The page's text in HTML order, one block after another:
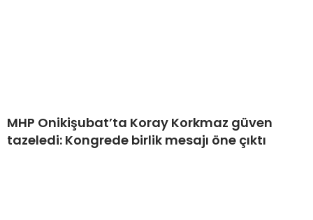
MHP Onikişubat’ta Koray Korkmaz güven
tazeledi: Kongrede birlik mesajı öne çıktı